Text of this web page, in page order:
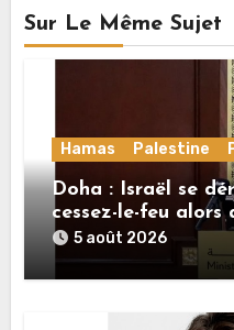
Sur Le Même Sujet
Hamas Palestine
Doha : Israël se
cessez-le-feu alors
ses engagements
5 août 2026